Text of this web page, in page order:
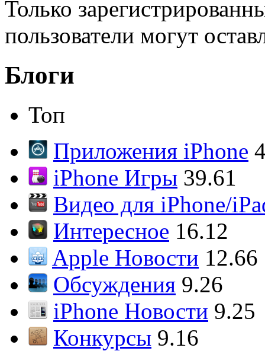
Только
пользователи могут
Блоги
Топ
Приложения iPhone
iPhone Игры 39.61
Видео для iPhone/
Интересное 16.12
Apple Новости 12.66
Обсуждения 9.26
iPhone Новости 9.25
Конкурсы 9.16